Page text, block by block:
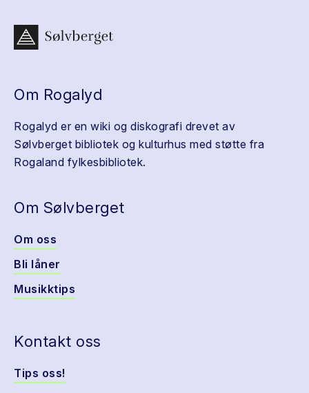
Om Rogalyd
Rogalyd er en wiki og diskografi drevet av
Sølvberget bibliotek og kulturhus med støtte fra
Rogaland fylkesbibliotek.
Om Sølvberget
Om oss
Bli låner
Musikktips
Kontakt oss
Tips oss!